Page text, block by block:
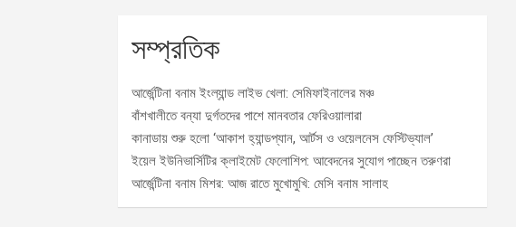
সম্প্রতিক
আর্জেন্টিনা বনাম ইংল্যান্ড লাইভ খেলা: সেমিফাইনালের মঞ্চ
বাঁশখালীতে বন্যা দুর্গতদের পাশে মানবতার ফেরিওয়ালারা
কানাডায় শুরু হলো ‘আকাশ হ্যান্ডপ্যান, আর্টস ও ওয়েলনেস ফেস্টিভ্যাল’
ইয়েল ইউনিভার্সিটির ক্লাইমেট ফেলোশিপ: আবেদনের সুযোগ পাচ্ছেন তরুণরা
আর্জেন্টিনা বনাম মিশর: আজ রাতে মুখোমুখি: মেসি বনাম সালাহ